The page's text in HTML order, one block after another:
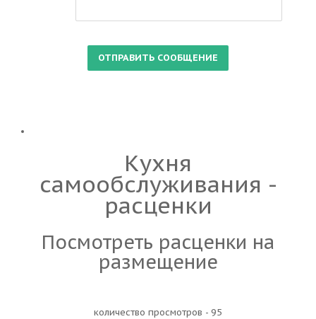
Кухня
самообслуживания -
расценки
Посмотреть расценки на
размещение
количество просмотров - 95